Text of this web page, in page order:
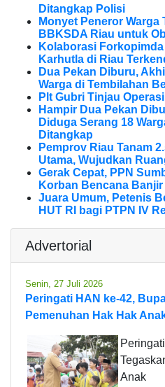
Ditangkap Polisi
Monyet Peneror Warga
BBKSDA Riau untuk
Kolaborasi
Karhutla di Riau
Dua Pekan Diburu,
Warga di Tembilahan
Plt Gubri Tinjau
Hampir Dua Pekan
Diduga Serang 18
Ditangkap
Pemprov Riau Tanam
Utama, Wujudkan
Gerak Cepat, PPN
Korban Bencana
Juara Umum, Petenis
HUT RI bagi PTPN IV
Advertorial
Senin, 27 Juli 2026
Peringati HAN ke-42,
Pemenuhan Hak Hak
Anak